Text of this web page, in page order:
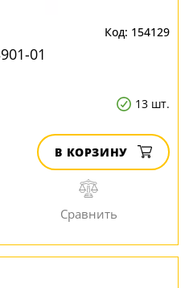
154129
01
13 шт.
В КОРЗИНУ